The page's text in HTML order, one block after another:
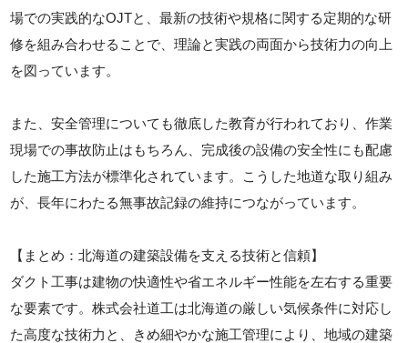
場での実践的なOJTと、最新の技術や規格に関する定期的な研
修を組み合わせることで、理論と実践の両面から技術力の向上
を図っています。
また、安全管理についても徹底した教育が行われており、作業
現場での事故防止はもちろん、完成後の設備の安全性にも配慮
した施工方法が標準化されています。こうした地道な取り組み
が、長年にわたる無事故記録の維持につながっています。
【まとめ：北海道の建築設備を支える技術と信頼】
ダクト工事は建物の快適性や省エネルギー性能を左右する重要
な要素です。株式会社道工は北海道の厳しい気候条件に対応し
た高度な技術力と、きめ細やかな施工管理により、地域の建築